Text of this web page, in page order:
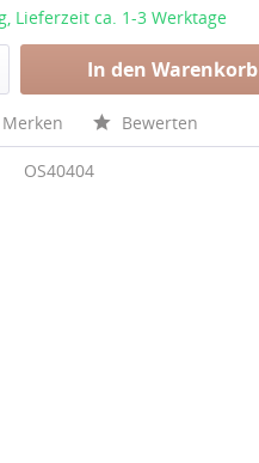
Lieferzeit ca. 1-3 Werktage
In den Warenkorb
Merken Bewerten
OS40404